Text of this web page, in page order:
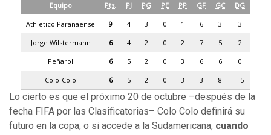
Equipo Pts. PJ PG PE PP GF GC DG
Athletico Paranaense 9 4 3 0 1 6 3 3
Jorge Wilstermann 6 4 2 0 2 7 5 2
Peñarol 6 5 2 0 3 6 6 0
Colo-Colo 6 5 2 0 3 3 8 –5
Lo cierto es que el próximo 20 de octubre –después de la
fecha FIFA por las Clasificatorias– Colo Colo definirá su
futuro en la copa, o si accede a la Sudamericana, cuando